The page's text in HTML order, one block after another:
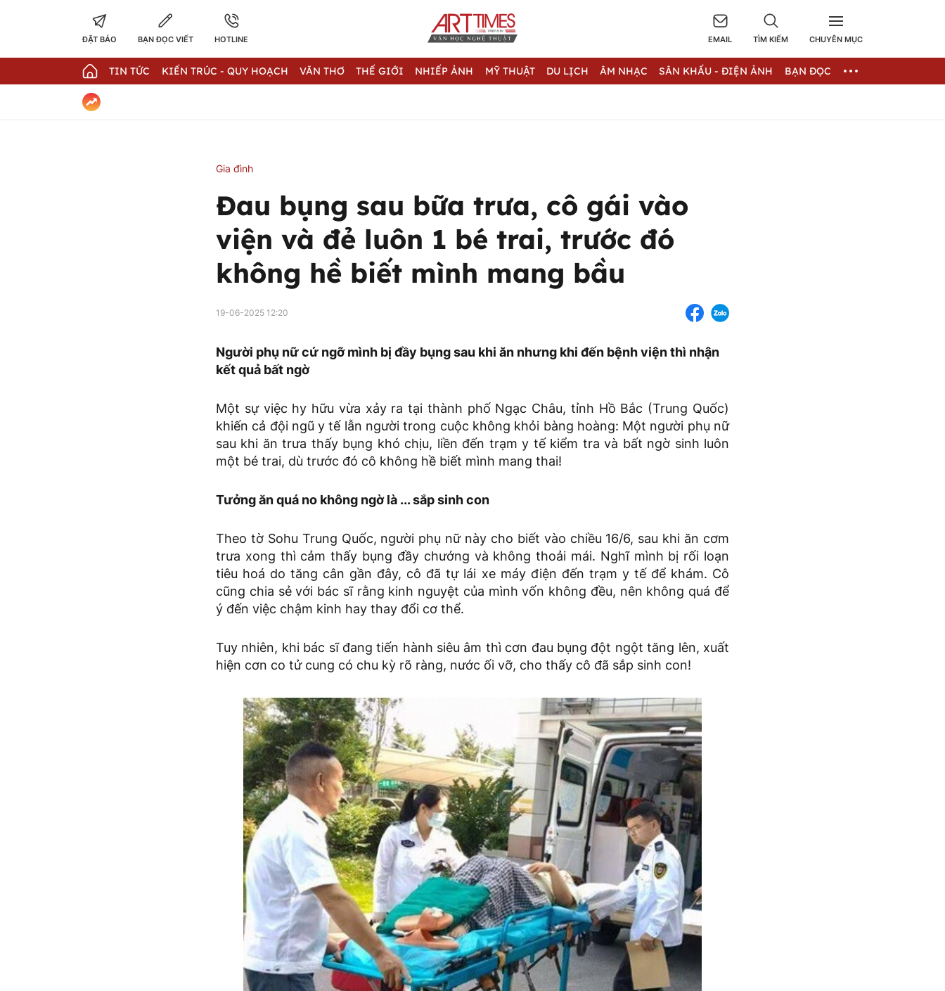
ĐẶT BÁO BẠN ĐỌC VIẾT HOTLINE EMAIL TÌM KIẾM CHUYÊN MỤC
TIN TỨC KIẾN TRÚC - QUY HOẠCH VĂN THƠ THẾ GIỚI NHIẾP ẢNH MỸ THUẬT DU LỊCH ÂM NHẠC SÂN KHẤU - ĐIỆN ẢNH BẠN ĐỌC
Gia đình
Đau bụng sau bữa trưa, cô gái vào
viện và đẻ luôn 1 bé trai, trước đó
không hề biết mình mang bầu
19-06-2025 12:20
Người phụ nữ cứ ngỡ mình bị đầy bụng sau khi ăn nhưng khi đến bệnh viện thì nhận
kết quả bất ngờ
Một sự việc hy hữu vừa xảy ra tại thành phố Ngạc Châu, tỉnh Hồ Bắc (Trung Quốc)
khiến cả đội ngũ y tế lẫn người trong cuộc không khỏi bàng hoàng: Một người phụ nữ
sau khi ăn trưa thấy bụng khó chịu, liền đến trạm y tế kiểm tra và bất ngờ sinh luôn
một bé trai, dù trước đó cô không hề biết mình mang thai!
Tưởng ăn quá no không ngờ là ... sắp sinh con
Theo tờ Sohu Trung Quốc, người phụ nữ này cho biết vào chiều 16/6, sau khi ăn cơm
trưa xong thì cảm thấy bụng đầy chướng và không thoải mái. Nghĩ mình bị rối loạn
tiêu hoá do tăng cân gần đây, cô đã tự lái xe máy điện đến trạm y tế để khám. Cô
cũng chia sẻ với bác sĩ rằng kinh nguyệt của mình vốn không đều, nên không quá để
ý đến việc chậm kinh hay thay đổi cơ thể.
Tuy nhiên, khi bác sĩ đang tiến hành siêu âm thì cơn đau bụng đột ngột tăng lên, xuất
hiện cơn co tử cung có chu kỳ rõ ràng, nước ối vỡ, cho thấy cô đã sắp sinh con!